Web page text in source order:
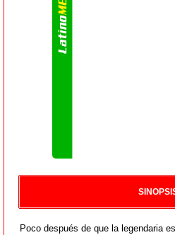
Poco después de que la legendaria